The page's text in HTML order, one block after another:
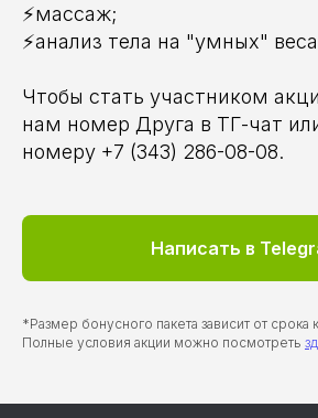
⚡️массаж;
⚡️анализ тела на "умных"
Чтобы стать участником
нам номер Друга в ТГ-чат
номеру +7 (343) 286-08-08.
Написать в
*Размер бонусного пакета зависит от срока
Полные условия акции можно посмотреть